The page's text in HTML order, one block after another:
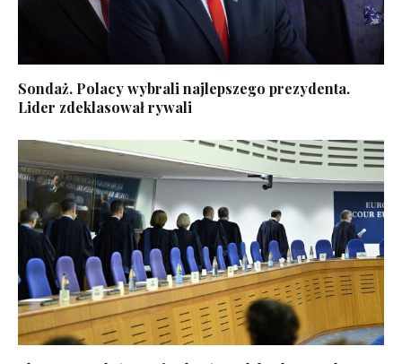
Sondaż. Polacy wybrali najlepszego prezydenta.
Lider zdeklasował rywali